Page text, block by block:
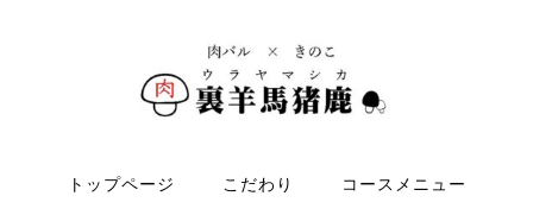
トップページ こだわり コースメニュー